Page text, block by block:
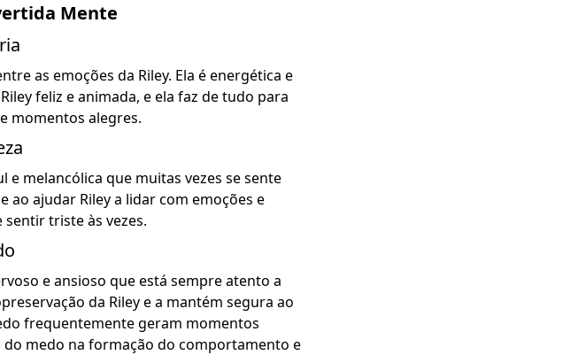
Mente
as emoções da Riley. Ela é energética e
feliz e animada, e ela faz de tudo para
momentos alegres.
melancólica que muitas vezes se sente
ao ajudar Riley a lidar com emoções e
triste às vezes.
e ansioso que está sempre atento a
da Riley e a mantém segura ao
frequentemente geram momentos
medo na formação do comportamento e